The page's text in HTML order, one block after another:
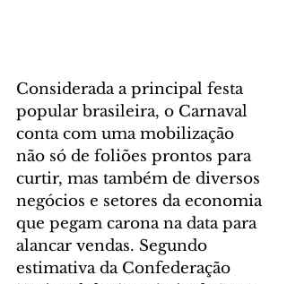
Considerada a principal festa
popular brasileira, o Carnaval
conta com uma mobilização
não só de foliões prontos para
curtir, mas também de diversos
negócios e setores da economia
que pegam carona na data para
alancar vendas. Segundo
estimativa da Confederação